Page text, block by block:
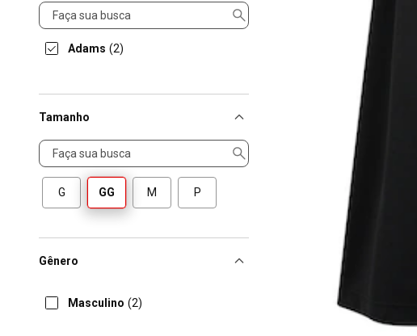
Marca
Adams (2)
Tamanho
Tamanho
G GG M P
Gênero
Masculino (2)